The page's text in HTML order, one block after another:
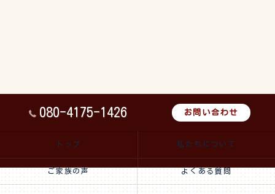
080-4175-1426 お問い合わせ
トップ 私たちについて
ご家族の声 よくある質問